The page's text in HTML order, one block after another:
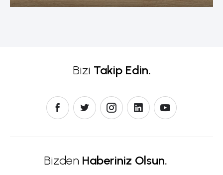
Bizi Takip Edin.
Bizden Haberiniz Olsun.